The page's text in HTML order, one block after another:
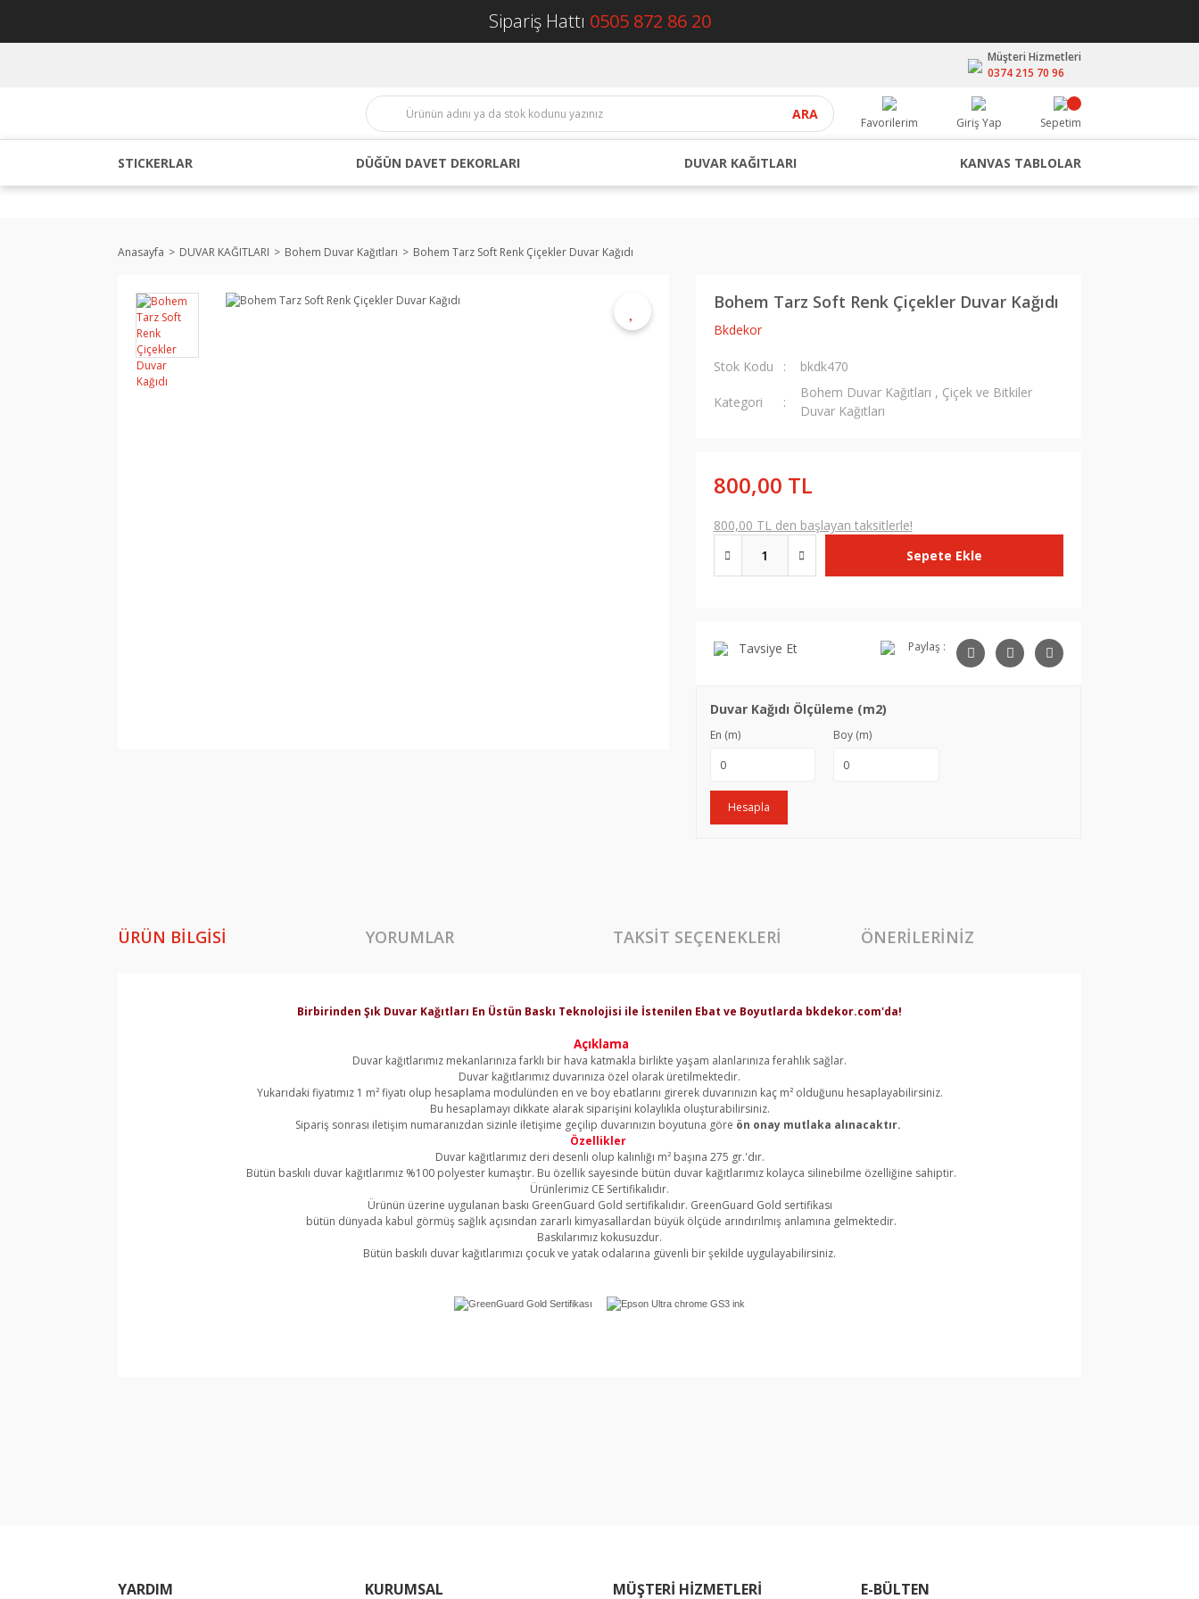
Sipariş Hattı 0505 872 86 20
Müşteri Hizmetleri
0374 215 70 96
ARA
Favorilerim Giriş Yap Sepetim
STICKERLAR DÜĞÜN DAVET DEKORLARI DUVAR KAĞITLARI KANVAS TABLOLAR
Anasayfa DUVAR KAĞITLARI Bohem Duvar Kağıtları Bohem Tarz Soft Renk Çiçekler Duvar Kağıdı
Bohem Tarz Soft Renk Çiçekler Duvar Kağıdı
Bkdekor
Stok Kodu bkdk470
Kategori
Bohem Duvar Kağıtları , Çiçek ve Bitkiler
Duvar Kağıtları
800,00 TL
800,00 TL den başlayan taksitlerle!
Sepete Ekle
Tavsiye Et Paylaş :
Duvar Kağıdı Ölçüleme (m2)
En (m) Boy (m)
Hesapla
ÜRÜN BILGISI YORUMLAR TAKSIT SEÇENEKLERI ÖNERILERINIZ
Birbirinden Şık Duvar Kağıtları En Üstün Baskı Teknolojisi ile İstenilen Ebat ve Boyutlarda bkdekor.com'da!
Açıklama
Duvar kağıtlarımız mekanlarınıza farklı bir hava katmakla birlikte yaşam alanlarınıza ferahlık sağlar.
Duvar kağıtlarımız duvarınıza özel olarak üretilmektedir.
Yukarıdaki fiyatımız 1 m² fiyatı olup hesaplama modulünden en ve boy ebatlarını girerek duvarınızın kaç m² olduğunu hesaplayabilirsiniz.
Bu hesaplamayı dikkate alarak siparişini kolaylıkla oluşturabilirsiniz.
Sipariş sonrası iletişim numaranızdan sizinle iletişime geçilip duvarınızın boyutuna göre ön onay mutlaka alınacaktır.
Özellikler
Duvar kağıtlarımız deri desenli olup kalınlığı m² başına 275 gr.'dır.
Bütün baskılı duvar kağıtlarımız %100 polyester kumaştır. Bu özellik sayesinde bütün duvar kağıtlarımız kolayca silinebilme özelliğine sahiptir.
Ürünlerimiz CE Sertifikalıdır.
Ürünün üzerine uygulanan baskı GreenGuard Gold sertifikalıdır. GreenGuard Gold sertifikası
bütün dünyada kabul görmüş sağlık açısından zararlı kimyasallardan büyük ölçüde arındırılmış anlamına gelmektedir.
Baskılarımız kokusuzdur.
Bütün baskılı duvar kağıtlarımızı çocuk ve yatak odalarına güvenli bir şekilde uygulayabilirsiniz.
YARDIM KURUMSAL MÜŞTERİ HİZMETLERİ E-BÜLTEN